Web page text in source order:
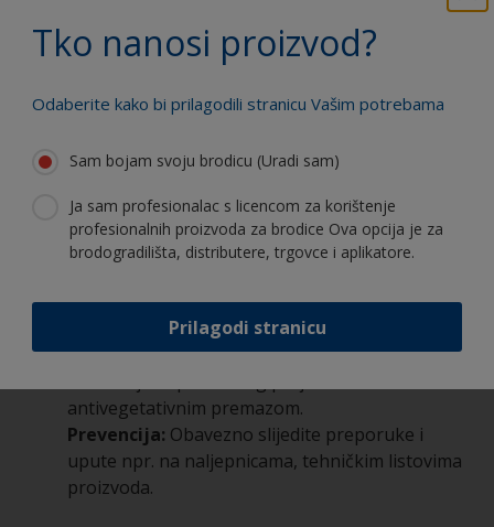
Prevencija: Obavezno slijedite preporuke i
upute npr. na naljepnicama, tehničkim listovima
kompozitnih brodica s tankim laminatima i na
pojedinim tipovima drvenih plovila.
Prevencija:Probajte koristiti
jednokomponentni umjesto dvokomponentnog
Nepridržavanje preporuka međupremaznih
intervala ili nanošenje krivog sistema boje npr.
antivegetativnim premazom.
Prevencija: Obavezno slijedite preporuke i
upute npr. na naljepnicama, tehničkim listovima
proizvoda.
Tko nanosi proizvod?
Odaberite kako bi prilagodili stranicu Vašim potrebama
Sam bojam svoju brodicu (Uradi sam)
Ja sam profesionalac s licencom za korištenje
profesionalnih proizvoda za brodice Ova opcija je za
brodogradilišta, distributere, trgovce i aplikatore.
Prilagodi stranicu